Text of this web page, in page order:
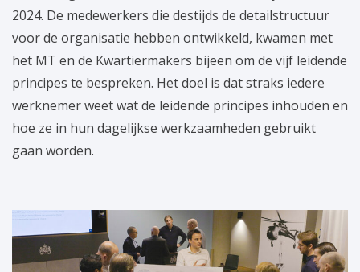
2024. De medewerkers die destijds de detailstructuur
voor de organisatie hebben ontwikkeld, kwamen met
het MT en de Kwartiermakers bijeen om de vijf leidende
principes te bespreken. Het doel is dat straks iedere
werknemer weet wat de leidende principes inhouden en
hoe ze in hun dagelijkse werkzaamheden gebruikt
gaan worden.